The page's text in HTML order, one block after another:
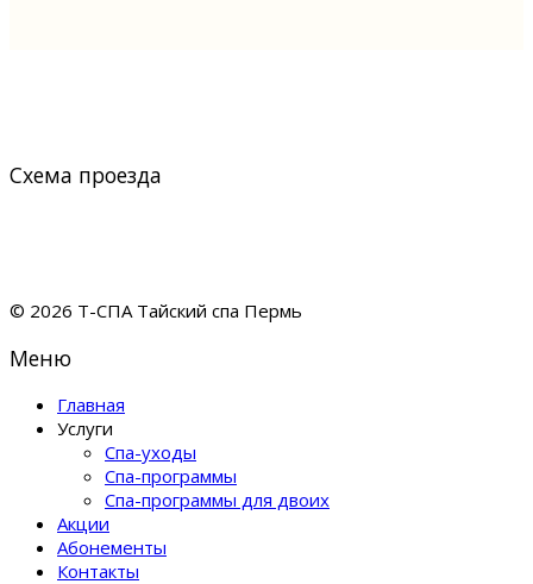
Схема проезда
© 2026 Т-СПА Тайский спа Пермь
Меню
Главная
Услуги
Спа-уходы
Спа-программы
Спа-программы для двоих
Акции
Абонементы
Контакты